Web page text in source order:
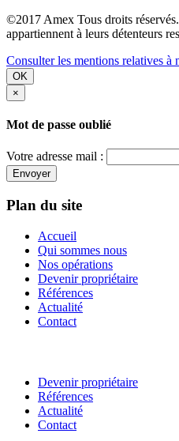
©2017 Amex Tous droits
appartiennent à leurs détenteurs
Consulter les mentions relatives à
OK
×
Mot de passe oublié
Votre adresse mail :
Envoyer
Plan du site
Accueil
Qui sommes nous
Nos opérations
Devenir propriétaire
Références
Actualité
Contact
Devenir propriétaire
Références
Actualité
Contact